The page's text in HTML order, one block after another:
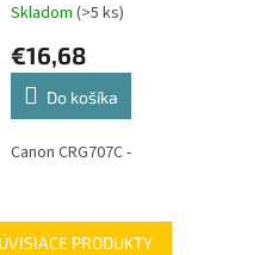
Skladom (>5 ks)
€16,68
Do košíka
Canon CRG707C -
PRODUKTY